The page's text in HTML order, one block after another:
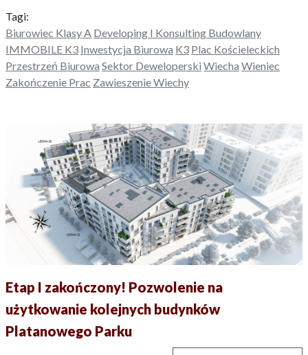
Tagi:
Biurowiec Klasy A Developing I Konsulting Budowlany
IMMOBILE K3 Inwestycja Biurowa K3 Plac Kościeleckich
Przestrzeń Biurowa Sektor Deweloperski Wiecha Wieniec
Zakończenie Prac Zawieszenie Wiechy
Etap I zakończony! Pozwolenie na
użytkowanie kolejnych budynków
Platanowego Parku